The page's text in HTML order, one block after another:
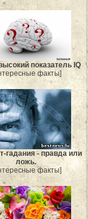
показатель IQ
факты]
гадания - правда или
ложь.
факты]